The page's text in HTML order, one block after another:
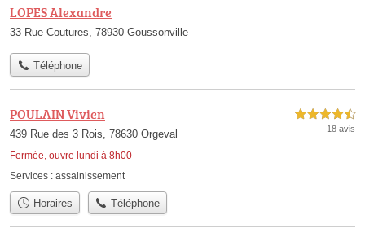
LOPES Alexandre
33 Rue Coutures, 78930 Goussonville
Téléphone
POULAIN Vivien
439 Rue des 3 Rois, 78630 Orgeval
Fermée, ouvre lundi à 8h00
4,5 étoiles sur 5
18 avis
Services : assainissement
Horaires Téléphone